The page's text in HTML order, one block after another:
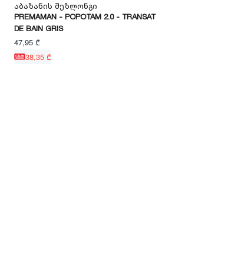
Აბაზანის Შეზლონგი
PREMAMAN - POPOTAM 2.0 - TRANSAT
DE BAIN GRIS
47,95 ₾
38,35 ₾